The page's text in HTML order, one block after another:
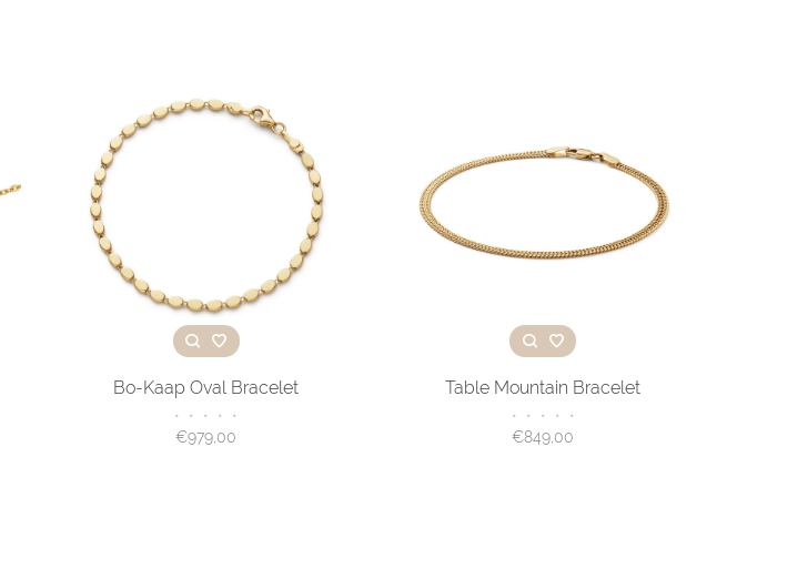
Bo-Kaap Oval Bracelet
• • • • •
€979,00
Table Mountain Bracelet
• • • • •
€849,00